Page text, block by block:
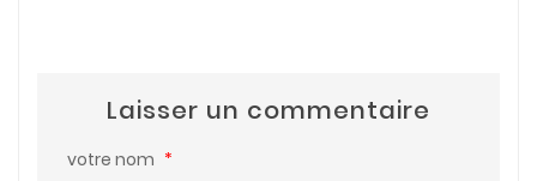
Laisser un commentaire
votre nom *